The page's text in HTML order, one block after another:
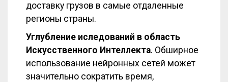
доставку грузов в самые отдаленные
регионы страны.
Углубление иследований в область
Искусственного Интеллекта. Обширное
использование нейронных сетей может
значительно сократить время,